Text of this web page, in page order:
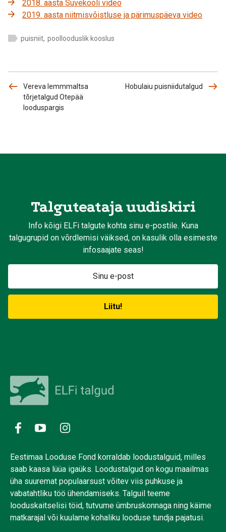
2018. aasta Suvekooli video
2019. aasta niitmisvõistluse ja pärimuspäeva video
puisniit, poollooduslik kooslus
Vereva lemmmaltsa
tõrjetalgud Otepää
looduspargis
Hobulaiu puisniidutalgud
Talguteataja uudiskiri
Info kõigi ELFi talgute kohta sinu e-postile. Kuna
talgugrupid on võrdlemisi väiksed, on kasulik olla esimeste
infosaajate seas!
Eestimaa Looduse Fond korraldab loodustalguid, milles
saab kaasa lüüa igaüks. Loodustalgud on kogu maailmas
üha suuremat populaarsust võitev viis puhkuse ja
vabatahtliku töö ühendamiseks. Talguil teeme
looduskaitselisi töid, tutvume ümbruskonnaga ning käime
matkarajal või kuulame kohaliku looduse tundja pajatusi.